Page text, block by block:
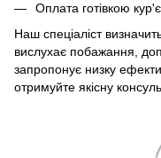
Оплата готівкою
Наш спеціаліст
вислухає побажання,
запропонує низку
отримуйте якісну